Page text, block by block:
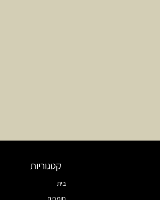
קטגוריות
בית